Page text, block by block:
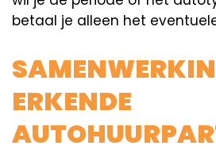
betaal je alleen het
ERKENDE